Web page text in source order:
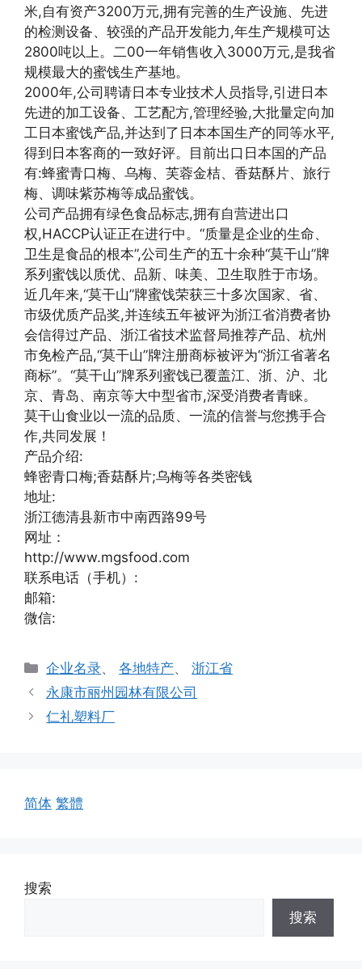
米,自有资产3200万元,拥有完善的生产设施、先进
的检测设备、较强的产品开发能力,年生产规模可达
2800吨以上。二00一年销售收入3000万元,是我省
规模最大的蜜饯生产基地。
2000年,公司聘请日本专业技术人员指导,引进日本
先进的加工设备、工艺配方,管理经验,大批量定向加
工日本蜜饯产品,并达到了日本本国生产的同等水平,
得到日本客商的一致好评。目前出口日本国的产品
有:蜂蜜青口梅、乌梅、芙蓉金桔、香菇酥片、旅行
梅、调味紫苏梅等成品蜜饯。
公司产品拥有绿色食品标志,拥有自营进出口
权,HACCP认证正在进行中。“质量是企业的生命、
卫生是食品的根本”,公司生产的五十余种“莫干山”牌
系列蜜饯以质优、品新、味美、卫生取胜于市场。
近几年来,“莫干山”牌蜜饯荣获三十多次国家、省、
市级优质产品奖,并连续五年被评为浙江省消费者协
会信得过产品、浙江省技术监督局推荐产品、杭州
市免检产品,“莫干山”牌注册商标被评为“浙江省著名
商标”。“莫干山”牌系列蜜饯已覆盖江、浙、沪、北
京、青岛、南京等大中型省市,深受消费者青睐。
莫干山食业以一流的品质、一流的信誉与您携手合
作,共同发展！
产品介绍:
蜂密青口梅;香菇酥片;乌梅等各类密钱
地址:
浙江德清县新市中南西路99号
网址：
http://www.mgsfood.com
联系电话（手机）:
邮箱:
微信:
分
类
企业名录、各地特产、浙江省
永康市丽州园林有限公司
仁礼塑料厂
简体 繁體
搜索
搜索